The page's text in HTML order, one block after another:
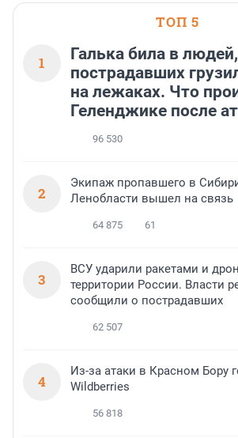
ТОП 5
1
Галька била в людей,
пострадавших
на лежаках. Что
Геленджике после
96 530
2
Экипаж пропавшего в
Ленобласти вышел на связь
64 875 61
3
ВСУ ударили ракетами и
территории России. Власти
сообщили о пострадавших
62 507
4
Из-за атаки в Красном Бору
Wildberries
56 818